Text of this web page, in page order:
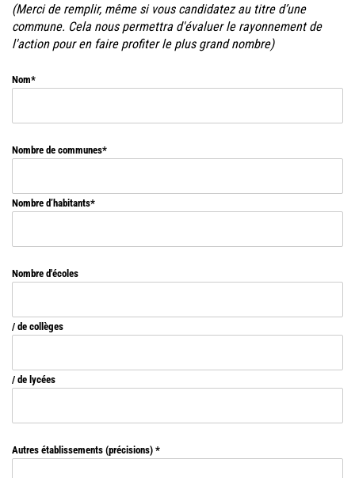
(Merci de remplir, même si vous candidatez au titre d’une
commune. Cela nous permettra d'évaluer le rayonnement de
l'action pour en faire profiter le plus grand nombre)
Nom
Nombre de communes
Nombre d’habitants
Nombre d'écoles
/ de collèges
/ de lycées
Autres établissements (précisions)